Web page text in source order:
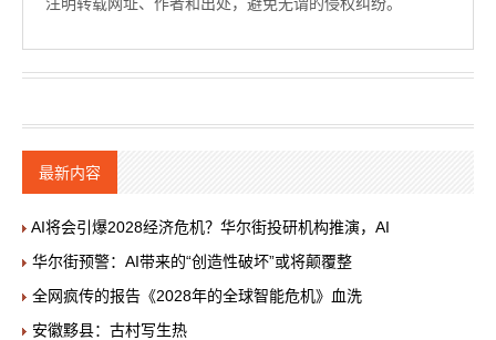
最新内容
AI将会引爆2028经济危机？华尔街投研机构推演，AI
华尔街预警：AI带来的“创造性破坏”或将颠覆整
全网疯传的报告《2028年的全球智能危机》血洗
安徽黟县：古村写生热